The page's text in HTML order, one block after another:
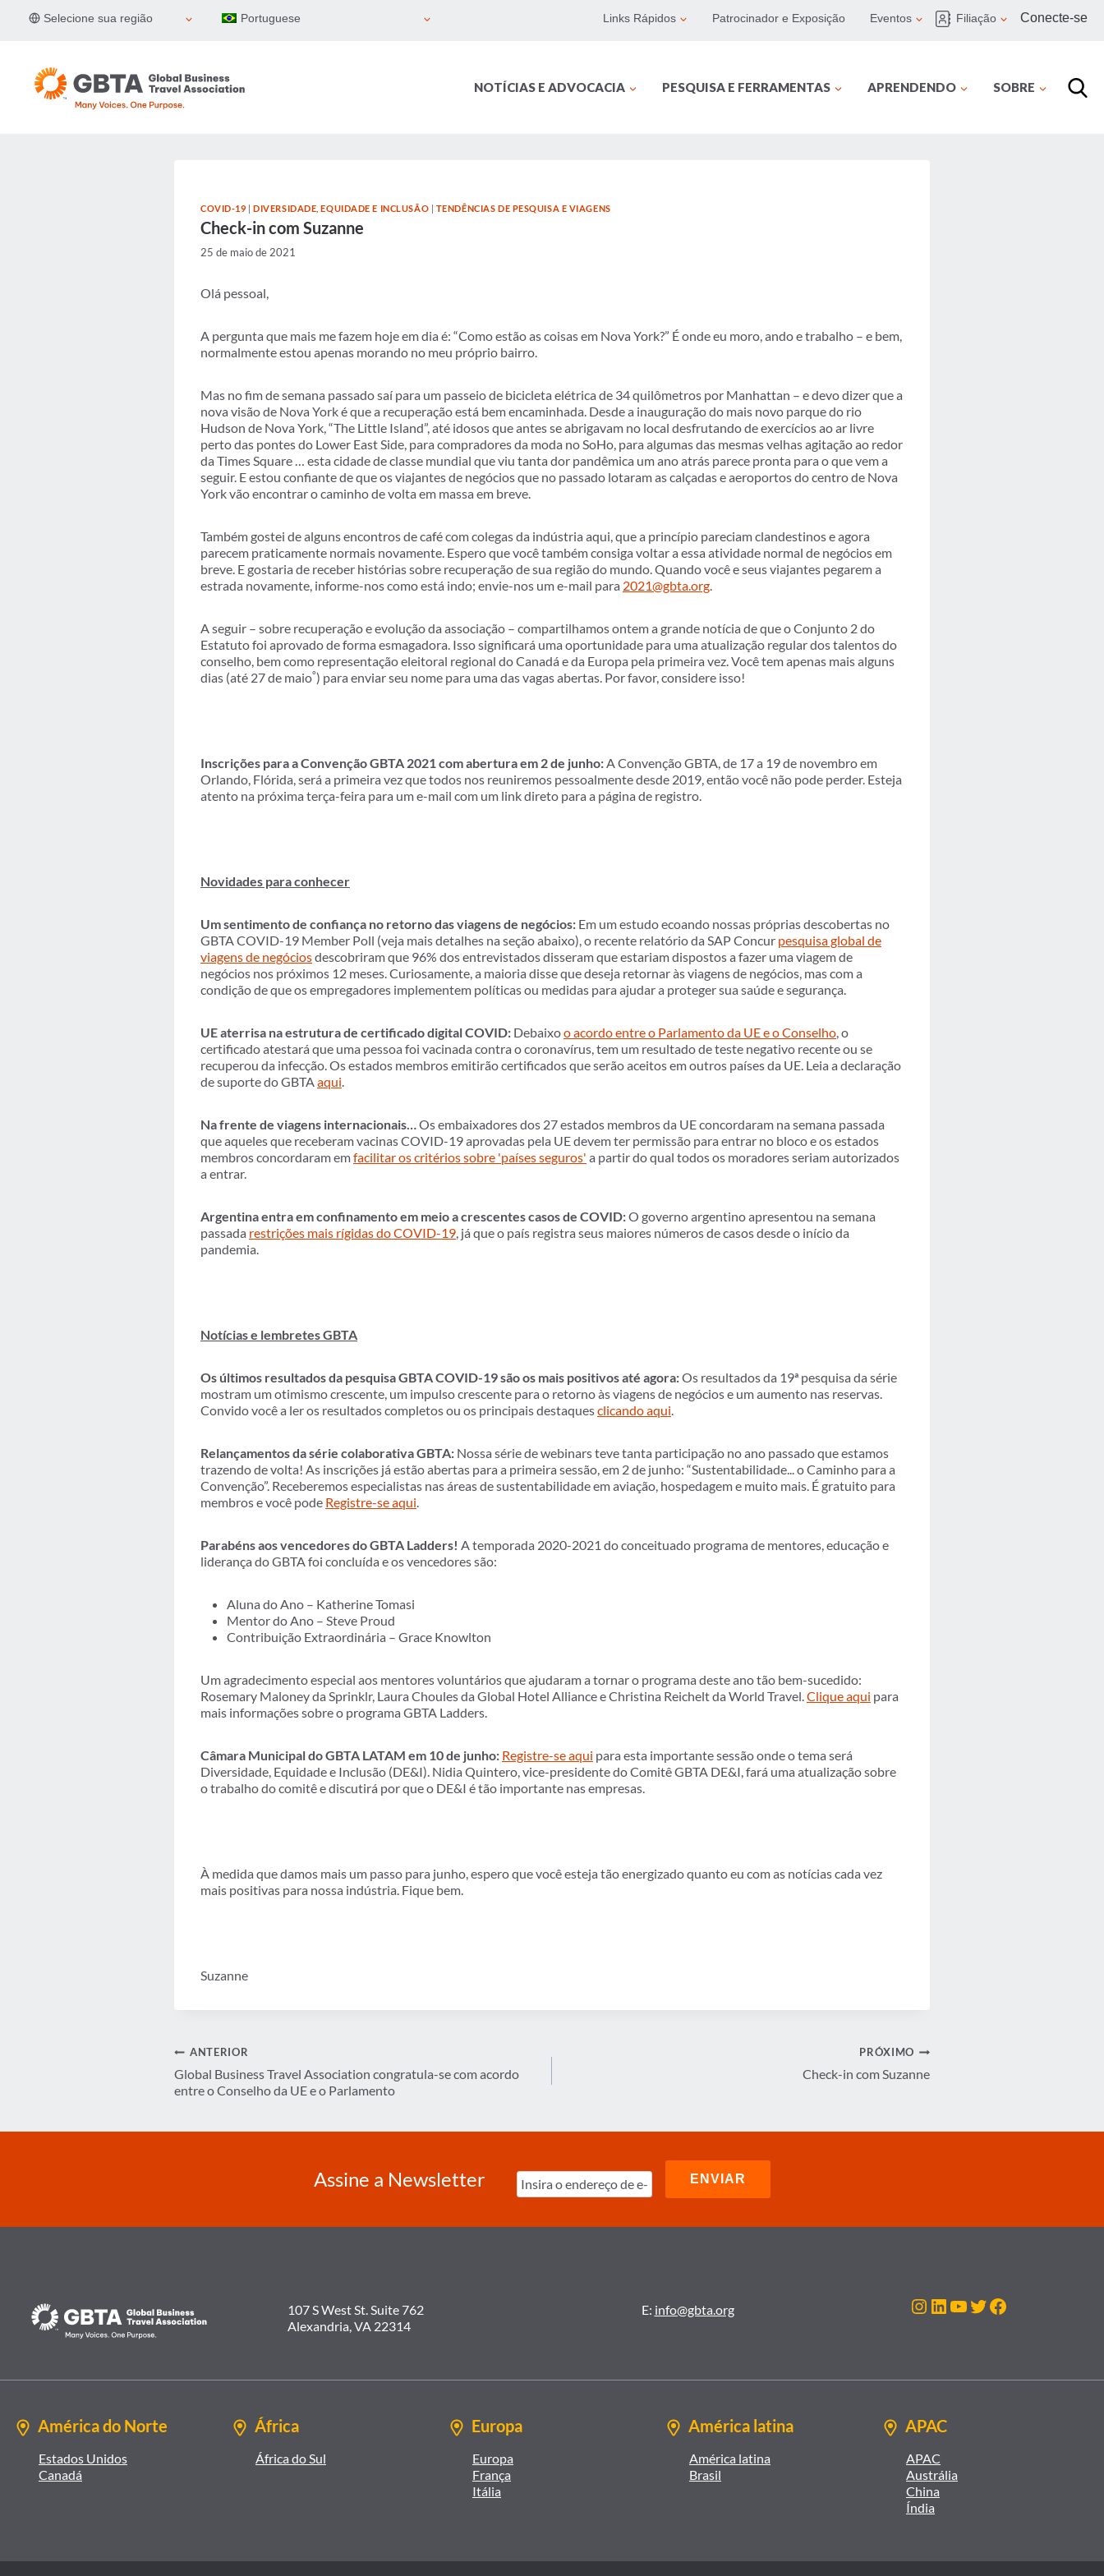
Selecione sua região Portuguese Links Rápidos Patrocinador e Exposição Eventos Filiação Conecte-se
NOTÍCIAS E ADVOCACIA PESQUISA E FERRAMENTAS APRENDENDO SOBRE
COVID-19 |DIVERSIDADE, EQUIDADE E INCLUSÃO | TENDÊNCIAS DE PESQUISA E VIAGENS
Check-in com Suzanne
25 de maio de 2021
Olá pessoal,
A pergunta que mais me fazem hoje em dia é: “Como estão as coisas em Nova York?” É onde eu moro, ando e trabalho – e bem,
normalmente estou apenas morando no meu próprio bairro.
Mas no fim de semana passado saí para um passeio de bicicleta elétrica de 34 quilômetros por Manhattan – e devo dizer que a
nova visão de Nova York é que a recuperação está bem encaminhada. Desde a inauguração do mais novo parque do rio
Hudson de Nova York, “The Little Island”, até idosos que antes se abrigavam no local desfrutando de exercícios ao ar livre
perto das pontes do Lower East Side, para compradores da moda no SoHo, para algumas das mesmas velhas agitação ao redor
da Times Square … esta cidade de classe mundial que viu tanta dor pandêmica um ano atrás parece pronta para o que vem a
seguir. E estou confiante de que os viajantes de negócios que no passado lotaram as calçadas e aeroportos do centro de Nova
York vão encontrar o caminho de volta em massa em breve.
Também gostei de alguns encontros de café com colegas da indústria aqui, que a princípio pareciam clandestinos e agora
parecem praticamente normais novamente. Espero que você também consiga voltar a essa atividade normal de negócios em
breve. E gostaria de receber histórias sobre recuperação de sua região do mundo. Quando você e seus viajantes pegarem a
estrada novamente, informe-nos como está indo; envie-nos um e-mail para 2021@gbta.org.
A seguir – sobre recuperação e evolução da associação – compartilhamos ontem a grande notícia de que o Conjunto 2 do
Estatuto foi aprovado de forma esmagadora. Isso significará uma oportunidade para uma atualização regular dos talentos do
conselho, bem como representação eleitoral regional do Canadá e da Europa pela primeira vez. Você tem apenas mais alguns
dias (até 27 de maioº) para enviar seu nome para uma das vagas abertas. Por favor, considere isso!
Inscrições para a Convenção GBTA 2021 com abertura em 2 de junho:A Convenção GBTA, de 17 a 19 de novembro em
Orlando, Flórida, será a primeira vez que todos nos reuniremos pessoalmente desde 2019, então você não pode perder. Esteja
atento na próxima terça-feira para um e-mail com um link direto para a página de registro.
Novidades para conhecer
Um sentimento de confiança no retorno das viagens de negócios: Em um estudo ecoando nossas próprias descobertas no
GBTA COVID-19 Member Poll (veja mais detalhes na seção abaixo), o recente relatório da SAP Concur pesquisa global de
viagens de negóciosdescobriram que 96% dos entrevistados disseram que estariam dispostos a fazer uma viagem de
negócios nos próximos 12 meses. Curiosamente, a maioria disse que deseja retornar às viagens de negócios, mas com a
condição de que os empregadores implementem políticas ou medidas para ajudar a proteger sua saúde e segurança.
UE aterrisa na estrutura de certificado digital COVID: Debaixoo acordo entre o Parlamento da UE e o Conselho, o
certificado atestará que uma pessoa foi vacinada contra o coronavírus, tem um resultado de teste negativo recente ou se
recuperou da infecção. Os estados membros emitirão certificados que serão aceitos em outros países da UE. Leia a declaração
de suporte do GBTAaqui.
Na frente de viagens internacionais…Os embaixadores dos 27 estados membros da UE concordaram na semana passada
que aqueles que receberam vacinas COVID-19 aprovadas pela UE devem ter permissão para entrar no bloco e os estados
membros concordaram emfacilitar os critérios sobre 'países seguros' a partir do qual todos os moradores seriam autorizados
a entrar.
Argentina entra em confinamento em meio a crescentes casos de COVID:O governo argentino apresentou na semana
passada restrições mais rígidas do COVID-19, já que o país registra seus maiores números de casos desde o início da
pandemia.
Notícias e lembretes GBTA
Os últimos resultados da pesquisa GBTA COVID-19 são os mais positivos até agora:Os resultados da 19ª pesquisa da série
mostram um otimismo crescente, um impulso crescente para o retorno às viagens de negócios e um aumento nas reservas.
Convido você a ler os resultados completos ou os principais destaquesclicando aqui.
Relançamentos da série colaborativa GBTA: Nossa série de webinars teve tanta participação no ano passado que estamos
trazendo de volta! As inscrições já estão abertas para a primeira sessão, em 2 de junho: “Sustentabilidade... o Caminho para a
Convenção”. Receberemos especialistas nas áreas de sustentabilidade em aviação, hospedagem e muito mais. É gratuito para
membros e você pode Registre-se aqui.
Parabéns aos vencedores do GBTA Ladders! A temporada 2020-2021 do conceituado programa de mentores, educação e
liderança do GBTA foi concluída e os vencedores são:
Aluna do Ano – Katherine Tomasi
Mentor do Ano – Steve Proud
Contribuição Extraordinária – Grace Knowlton
Um agradecimento especial aos mentores voluntários que ajudaram a tornar o programa deste ano tão bem-sucedido:
Rosemary Maloney da Sprinklr, Laura Choules da Global Hotel Alliance e Christina Reichelt da World Travel.Clique aqui para
mais informações sobre o programa GBTA Ladders.
Câmara Municipal do GBTA LATAM em 10 de junho: Registre-se aqui para esta importante sessão onde o tema será
Diversidade, Equidade e Inclusão (DE&I). Nidia Quintero, vice-presidente do Comitê GBTA DE&I, fará uma atualização sobre
o trabalho do comitê e discutirá por que o DE&I é tão importante nas empresas.
À medida que damos mais um passo para junho, espero que você esteja tão energizado quanto eu com as notícias cada vez
mais positivas para nossa indústria. Fique bem.
Suzanne
Navegação
de
Post
ANTERIOR
Global Business Travel Association congratula-se com acordo
entre o Conselho da UE e o Parlamento
PRÓXIMO
Check-in com Suzanne
Assine a Newsletter
107 S West St. Suite 762
Alexandria, VA 22314
E: info@gbta.org Instagram
LinkedIn
Youtube
Twitter
Facebook
América do Norte
Estados Unidos
Canadá
África
África do Sul
Europa
Europa
França
Itália
América latina
América latina
Brasil
APAC
APAC
Austrália
China
Índia